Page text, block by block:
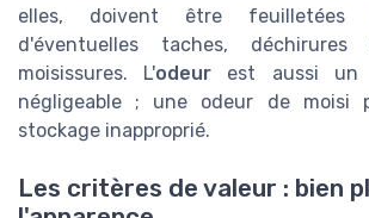
elles, doivent être feuilletées
d'éventuelles taches,
moisissures. L'odeur est aussi un
négligeable ; une odeur de moisi
stockage inapproprié.
Les critères de valeur : bien